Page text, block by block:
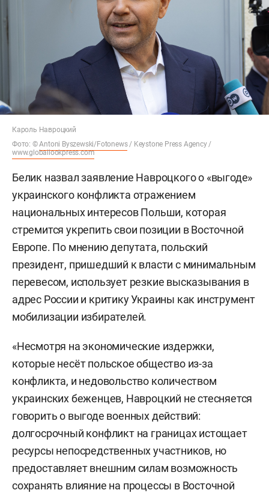
Кароль Навроцкий
Фото: ©Antoni Byszewski/Fotonews/ Keystone Press Agency /
www.globallookpress.com
Белик назвал заявление Навроцкого о «выгоде»
украинского конфликта отражением
национальных интересов Польши, которая
стремится укрепить свои позиции в Восточной
Европе. По мнению депутата, польский
президент, пришедший к власти с минимальным
перевесом, использует резкие высказывания в
адрес России и критику Украины как инструмент
мобилизации избирателей.
«Несмотря на экономические издержки,
которые несёт польское общество из-за
конфликта, и недовольство количеством
украинских беженцев, Навроцкий не стесняется
говорить о выгоде военных действий:
долгосрочный конфликт на границах истощает
ресурсы непосредственных участников, но
предоставляет внешним силам возможность
сохранять влияние на процессы в Восточной